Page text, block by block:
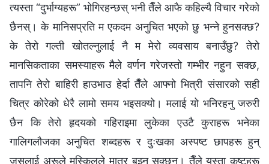
त्यस्ता “दुर्भाग्यहरू” भोगिरहन्छस् भनी तैँले आफै कहिल्यै विचार गरेको
छैनस्। के मानिसप्रति म एकदम अनुचित भएको छु भन्‍ने हुनसक्छ?
के तेरो गल्ती खोतल्‍नुलाई नै म मेरो व्यवसाय बनाउँछु? तेरो
मानसिकताका समस्याहरू मैले वर्णन गरेजस्तो गम्भीर नहुन सक्छ,
तापनि तेरो बाहिरी हाउभाउ हेर्दा तैँले आफ्नो भित्री संसारको सही
चित्र कोरेको धेरै लामो समय भइसक्यो। मलाई यो भनिरहनु जरुरी
छैन कि तेरो हृदयको गहिराइमा लुकेका एउटै कुराहरू भनेका
गालिगलौजका अनुचित शब्दहरू र दुःखका अस्पष्ट छापहरू हुन्
जसलाई अरूले मुस्किलले मात्र बुझ्न सक्छन्। तैँले यस्ता कष्टहरू